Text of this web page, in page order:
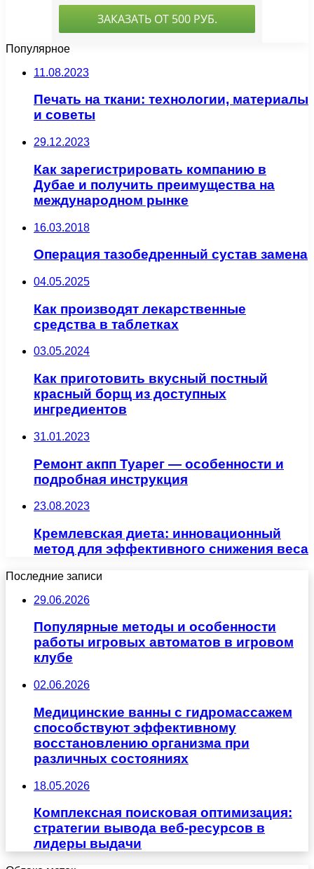
Популярное
11.08.2023
Печать на ткани: технологии, материалы
и советы
29.12.2023
Как зарегистрировать компанию в
Дубае и получить преимущества на
международном рынке
16.03.2018
Операция тазобедренный сустав замена
04.05.2025
Как производят лекарственные
средства в таблетках
03.05.2024
Как приготовить вкусный постный
красный борщ из доступных
ингредиентов
31.01.2023
Ремонт акпп Туарег — особенности и
подробная инструкция
23.08.2023
Кремлевская диета: инновационный
метод для эффективного снижения веса
Последние записи
29.06.2026
Популярные методы и особенности
работы игровых автоматов в игровом
клубе
02.06.2026
Медицинские ванны с гидромассажем
способствуют эффективному
восстановлению организма при
различных состояниях
18.05.2026
Комплексная поисковая оптимизация:
стратегии вывода веб-ресурсов в
лидеры выдачи